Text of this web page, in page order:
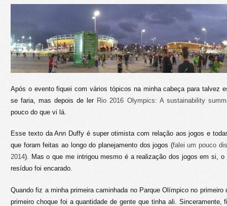
Após o evento fiquei com vários tópicos na minha cabeça para talvez
se faria, mas depois de ler Rio 2016 Olympics: A sustainability
pouco do que vi lá.
Esse texto da Ann Duffy é super otimista com relação aos jogos e
que foram feitas ao longo do planejamento dos jogos (falei um pouco
2014). Mas o que me intrigou mesmo é a realização dos jogos em si,
resíduo foi encarado.
Quando fiz a minha primeira caminhada no Parque Olímpico no primeiro
primeiro choque foi a quantidade de gente que tinha ali. Sinceramente,